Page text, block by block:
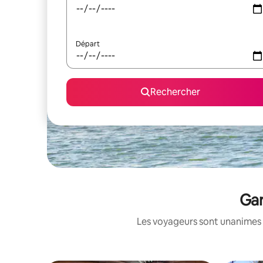
Départ
Rechercher
Les voyageurs sont